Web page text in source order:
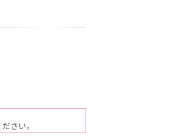
さい。